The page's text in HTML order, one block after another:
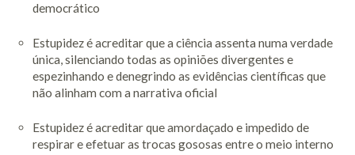
Publicações
Contacto
democrático
Estupidez é acreditar que a ciência assenta numa verdade
única, silenciando todas as opiniões divergentes e
espezinhando e denegrindo as evidências científicas que
não alinham com a narrativa oficial
Estupidez é acreditar que amordaçado e impedido de
respirar e efetuar as trocas gososas entre o meio interno